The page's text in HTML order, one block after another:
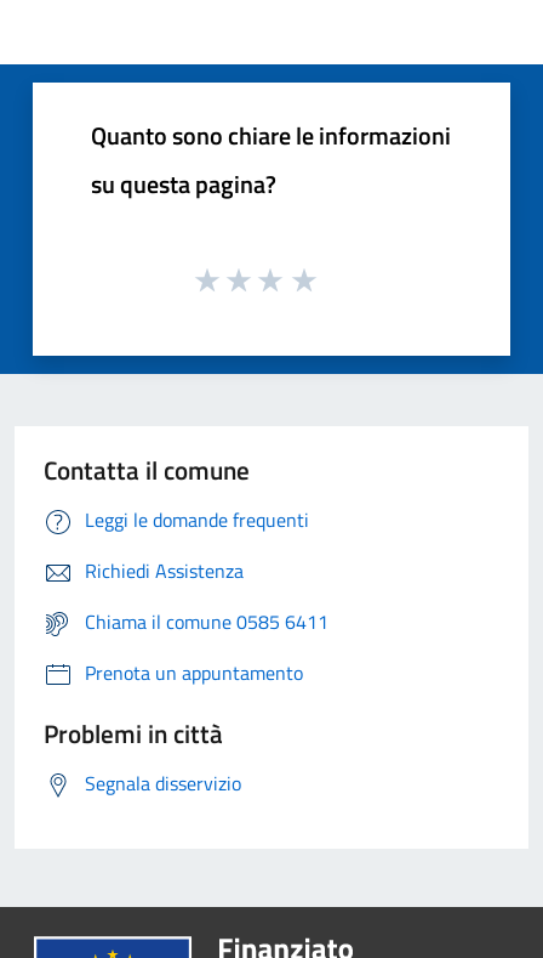
Quanto sono chiare le informazioni
su questa pagina?
Contatta il comune
Leggi le domande frequenti
Richiedi Assistenza
Chiama il comune 0585 6411
Prenota un appuntamento
Problemi in città
Segnala disservizio